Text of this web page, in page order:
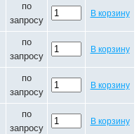
по
запросу
В корзину
по
запросу
В корзину
по
запросу
В корзину
по
запросу
В корзину